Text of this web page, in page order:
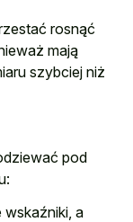
rosnąć
mają
szybciej niż
pod
wskaźniki, a